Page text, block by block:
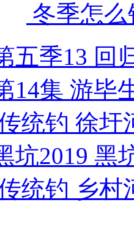
冬季怎
五季13 回
14集 游毕
统钓 徐圩
坑2019 黑
统钓 乡村